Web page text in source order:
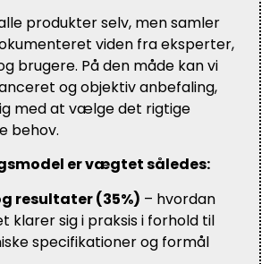
produkter selv, men samler
viden fra eksperter,
brugere. På den måde kan vi
og objektiv anbefaling,
med at vælge det rigtige
behov.
er vægtet således:
resultater (35%) – hvordan
klarer sig i praksis i forhold til
specifikationer og formål